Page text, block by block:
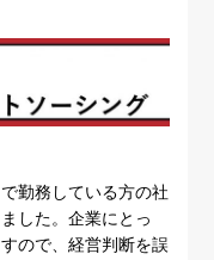
勤務している方の社
した。企業にとっ
ので、経営判断を誤